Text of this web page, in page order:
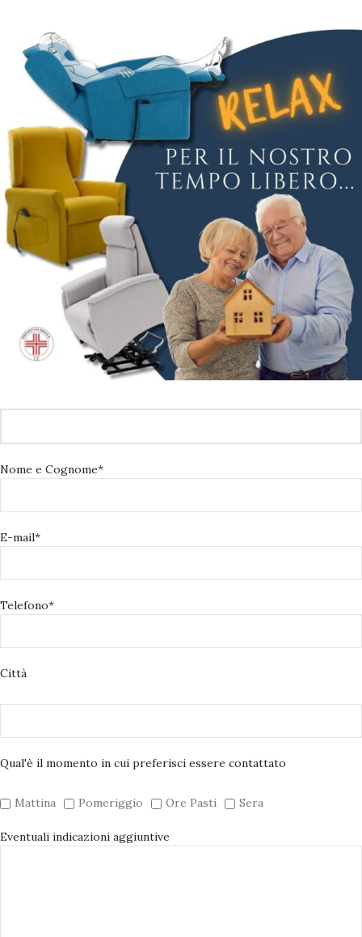
Nome e Cognome*
E-mail*
Telefono*
Città
Qual'è il momento in cui preferisci essere contattato
Mattina Pomeriggio Ore Pasti Sera
Eventuali indicazioni aggiuntive